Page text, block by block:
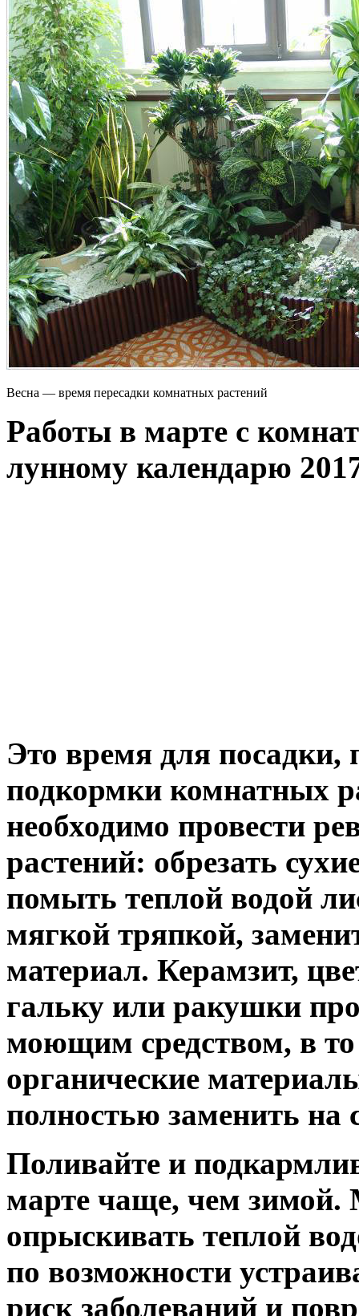
Весна — время пересадки комнатных растений
Работы в марте с
лунному календарю
Это время для посадки,
подкормки комнатных
необходимо провести
растений: обрезать
помыть теплой водой
мягкой тряпкой,
материал. Керамзит,
гальку или ракушки
моющим средством, в
органические
полностью заменить на
Поливайте и
марте чаще, чем зимой.
опрыскивать теплой
по возможности
риск заболеваний и